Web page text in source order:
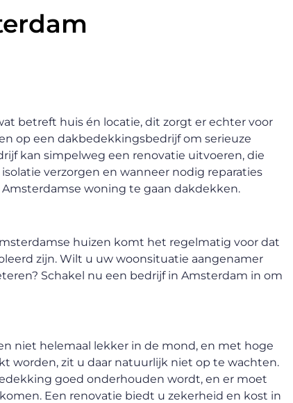
betreft huis én locatie, dit zorgt er echter voor
op een dakbedekkingsbedrijf om serieuze
kan simpelweg een renovatie uitvoeren, die
verzorgen en wanneer nodig reparaties
woning te gaan dakdekken.
huizen komt het regelmatig voor dat
zijn. Wilt u uw woonsituatie aangenamer
Schakel nu een bedrijf in Amsterdam in om
niet helemaal lekker in de mond, en met hoge
worden, zit u daar natuurlijk niet op te wachten.
goed onderhouden wordt, en er moet
Een renovatie biedt u zekerheid en kost in